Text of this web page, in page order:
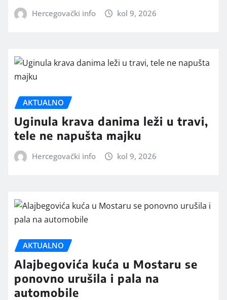
Hercegovački info kol 9, 2026
AKTUALNO
Uginula krava danima leži u travi,
tele ne napušta majku
Hercegovački info kol 9, 2026
AKTUALNO
Alajbegovića kuća u Mostaru se
ponovno urušila i pala na
automobile